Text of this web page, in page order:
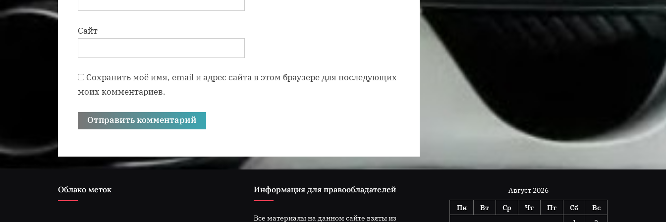
Сайт
Сохранить моё имя, email и адрес сайта в этом браузере для последующих
моих комментариев.
Облако меток Информация для правообладателей
Все материалы на данном сайте взяты из
Август 2026
Пн
Вт Ср Чт Пт Сб
Вс